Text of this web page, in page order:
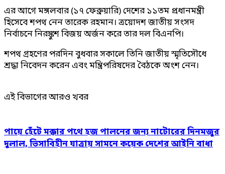
এর আগে মঙ্গলবার (১৭ ফেব্রুয়ারি) দেশের ১১তম প্রধানমন্ত্রী
হিসেবে শপথ নেন তারেক রহমান। ত্রয়োদশ জাতীয় সংসদ
নির্বাচনে নিরঙ্কুশ বিজয় অর্জন করে তার দল বিএনপি।
শপথ গ্রহণের পরদিন বুধবার সকালে তিনি জাতীয় স্মৃতিসৌধে
শ্রদ্ধা নিবেদন করেন এবং মন্ত্রিপরিষদের বৈঠকে অংশ নেন।
এই বিভাগের আরও খবর
পায়ে হেঁটে মক্কার পথে হজ পালনের জন্য নাটোরের দিনমজুর
দুলাল, ভিসাবিহীন যাত্রায় সামনে কয়েক দেশের আইনি বাধা